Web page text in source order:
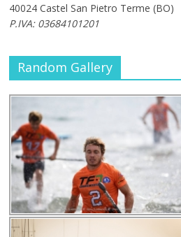
40024 Castel San Pietro Terme (BO)
P.IVA: 03684101201
Random Gallery